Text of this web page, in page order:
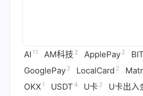
AI 11 AM科技 2 ApplePay 2 BIT
GooglePay 2 LocalCard 2
OKX 1 USDT 4 U卡 2 U卡出入